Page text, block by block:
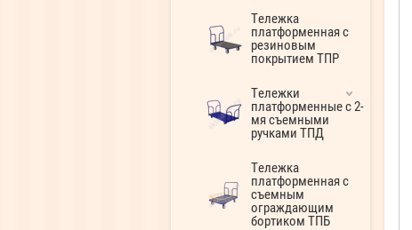
Тележка
платформенная с
резиновым
покрытием ТПР
Тележки
платформенные с 2-
мя съемными
ручками ТПД
Тележка
платформенная с
съемным
ограждающим
бортиком ТПБ